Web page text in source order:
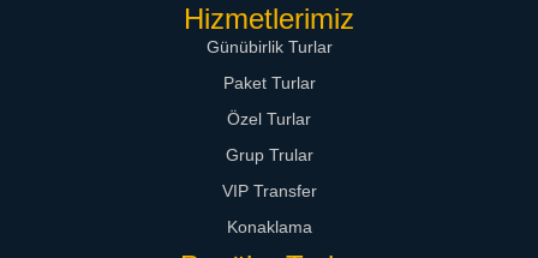
Hizmetlerimiz
Günübirlik Turlar
Paket Turlar
Özel Turlar
Grup Trular
VIP Transfer
Konaklama